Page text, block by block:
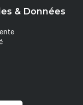
& Données